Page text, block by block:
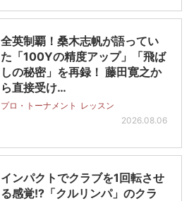
全英制覇！桑木志帆が語ってい
た「100Yの精度アップ」「飛ば
しの秘密」を再録！ 藤田寛之か
ら直接受け…
プロ・トーナメント レッスン
2026.08.06
インパクトでクラブを1回転させ
る感覚!?「クルリンパ」のクラ